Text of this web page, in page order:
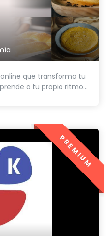
que transforma tu
a tu propio ritmo...
PREMIUM